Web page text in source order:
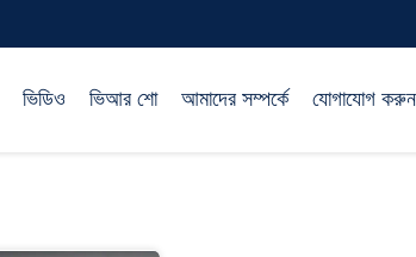
ভিডিও ভিআর শো আমাদের সম্পর্কে যোগাযোগ করুন